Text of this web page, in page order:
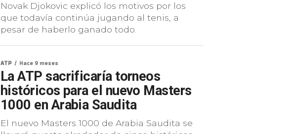
Novak Djokovic explicó los motivos por los
que todavía continúa jugando al tenis, a
pesar de haberlo ganado todo.
ATP Hace 9 meses
La ATP sacrificaría torneos
históricos para el nuevo Masters
1000 en Arabia Saudita
El nuevo Masters 1000 de Arabia Saudita se